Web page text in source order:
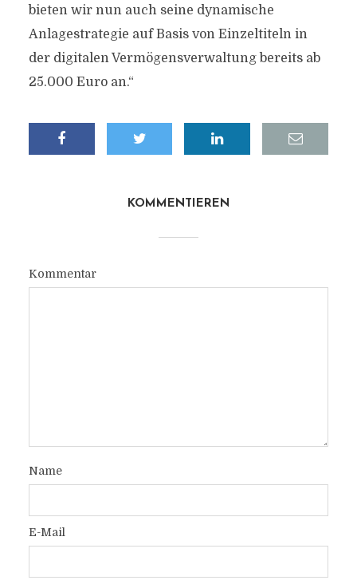
bieten wir nun auch seine dynamische
Anlagestrategie auf Basis von Einzeltiteln in
der digitalen Vermögensverwaltung bereits ab
25.000 Euro an.“
KOMMENTIEREN
Kommentar
Name
E-Mail